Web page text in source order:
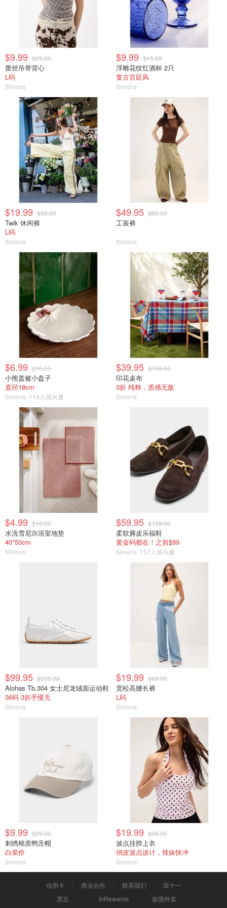
$9.99 $29.00
蕾丝吊带背心
L码
Simons
$9.99 $15.00
浮雕花纹红酒杯 2只
复古宫廷风
Simons
$19.99 $59.00
Twik 休闲裤
L码
Simons
$49.95 $89.00
工装裤
Simons
$6.99 $10.00
小熊盖被小盘子
直径18cm
Simons 114人感兴趣
$39.95 $159.00
印花桌布
3折 纯棉，质感无敌
Simons
$4.99 $18.00
水洗雪尼尔浴室地垫
40*50cm
Simons
$59.95 $159.00
柔软麂皮乐福鞋
黄金码都在！之前$99
Simons 157人感兴趣
$99.95 $335.00
Alohas Tb.304 女士尼龙绒面运动鞋
36码 3折手慢无
Simons
$19.99 $49.00
宽松高腰长裤
L码
Simons
$9.99 $29.00
刺绣棉质鸭舌帽
白菜价
Simons
$19.99 $39.00
波点挂脖上衣
俏皮波点设计，辣妹快冲
Simons
信用卡 商业合作 联系我们
双十一
黑五
InRewards 饭团外卖